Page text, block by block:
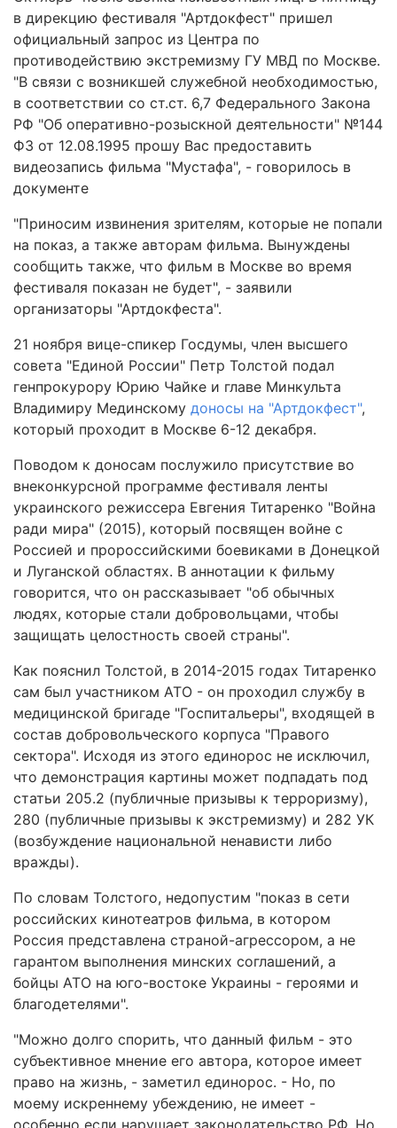
в дирекцию фестиваля "Артдокфест" пришел
официальный запрос из Центра по
противодействию экстремизму ГУ МВД по Москве.
"В связи с возникшей служебной необходимостью,
в соответствии со ст.ст. 6,7 Федерального Закона
РФ "Об оперативно-розыскной деятельности" №144
ФЗ от 12.08.1995 прошу Вас предоставить
видеозапись фильма "Мустафа", - говорилось в
документе
"Приносим извинения зрителям, которые не попали
на показ, а также авторам фильма. Вынуждены
сообщить также, что фильм в Москве во время
фестиваля показан не будет", - заявили
организаторы "Артдокфеста".
21 ноября вице-спикер Госдумы, член высшего
совета "Единой России" Петр Толстой подал
генпрокурору Юрию Чайке и главе Минкульта
Владимиру Мединскому доносы на "Артдокфест",
который проходит в Москве 6-12 декабря.
Поводом к доносам послужило присутствие во
внеконкурсной программе фестиваля ленты
украинского режиссера Евгения Титаренко "Война
ради мира" (2015), который посвящен войне с
Россией и пророссийскими боевиками в Донецкой
и Луганской областях. В аннотации к фильму
говорится, что он рассказывает "об обычных
людях, которые стали добровольцами, чтобы
защищать целостность своей страны".
Как пояснил Толстой, в 2014-2015 годах Титаренко
сам был участником АТО - он проходил службу в
медицинской бригаде "Госпитальеры", входящей в
состав добровольческого корпуса "Правого
сектора". Исходя из этого единорос не исключил,
что демонстрация картины может подпадать под
статьи 205.2 (публичные призывы к терроризму),
280 (публичные призывы к экстремизму) и 282 УК
(возбуждение национальной ненависти либо
вражды).
По словам Толстого, недопустим "показ в сети
российских кинотеатров фильма, в котором
Россия представлена страной-агрессором, а не
гарантом выполнения минских соглашений, а
бойцы АТО на юго-востоке Украины - героями и
благодетелями".
"Можно долго спорить, что данный фильм - это
субъективное мнение его автора, которое имеет
право на жизнь, - заметил единорос. - Но, по
моему искреннему убеждению, не имеет -
особенно если нарушает законодательство РФ. Но